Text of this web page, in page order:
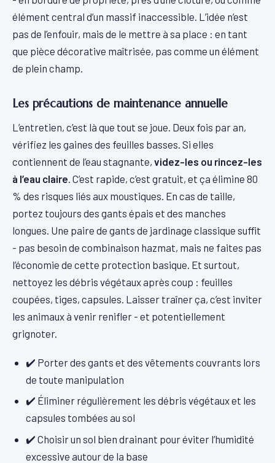
élément central d’un massif inaccessible. L’idée n’est
pas de l’enfouir, mais de le mettre à sa place : en tant
que pièce décorative maîtrisée, pas comme un élément
de plein champ.
Les précautions de maintenance annuelle
L’entretien, c’est là que tout se joue. Deux fois par an,
vérifiez les gaines des feuilles basses. Si elles
contiennent de l’eau stagnante, videz-les ou rincez-les
à l’eau claire. C’est rapide, c’est gratuit, et ça élimine 80
% des risques liés aux moustiques. En cas de taille,
portez toujours des gants épais et des manches
longues. Une paire de gants de jardinage classique suffit
- pas besoin de combinaison hazmat, mais ne faites pas
l’économie de cette protection basique. Et surtout,
nettoyez les débris végétaux après coup : feuilles
coupées, tiges, capsules. Laisser traîner ça, c’est inviter
les animaux à venir renifler - et potentiellement
grignoter.
✔️ Porter des gants et des vêtements couvrants lors
de toute manipulation
✔️ Éliminer régulièrement les débris végétaux et les
capsules tombées au sol
✔️ Choisir un sol bien drainant pour éviter l’humidité
excessive autour de la base